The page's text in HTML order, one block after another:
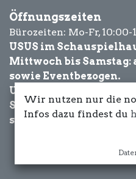
Öffnungszeiten
Bürozeiten: Mo-Fr, 10:00-
USUS im
Mittwoch bis Samstag:
sowie Eventbezogen.
USUS am Wasser:
Schönwetter-
sowie Eventbezogen.
Wir nutzen nur die
Infos dazu findest du